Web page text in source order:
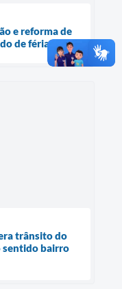
e reforma de
de férias
trânsito do
sentido bairro